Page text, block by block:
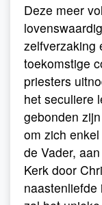
Deze meer
zelfverzaking
toekomstige
priesters
het seculiere
gebonden
om zich
de Vader,
Kerk door
naastenliefde